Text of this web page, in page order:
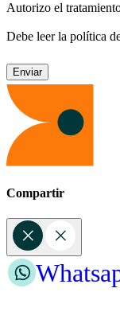
Autorizo el
Debe leer la política
Compartir